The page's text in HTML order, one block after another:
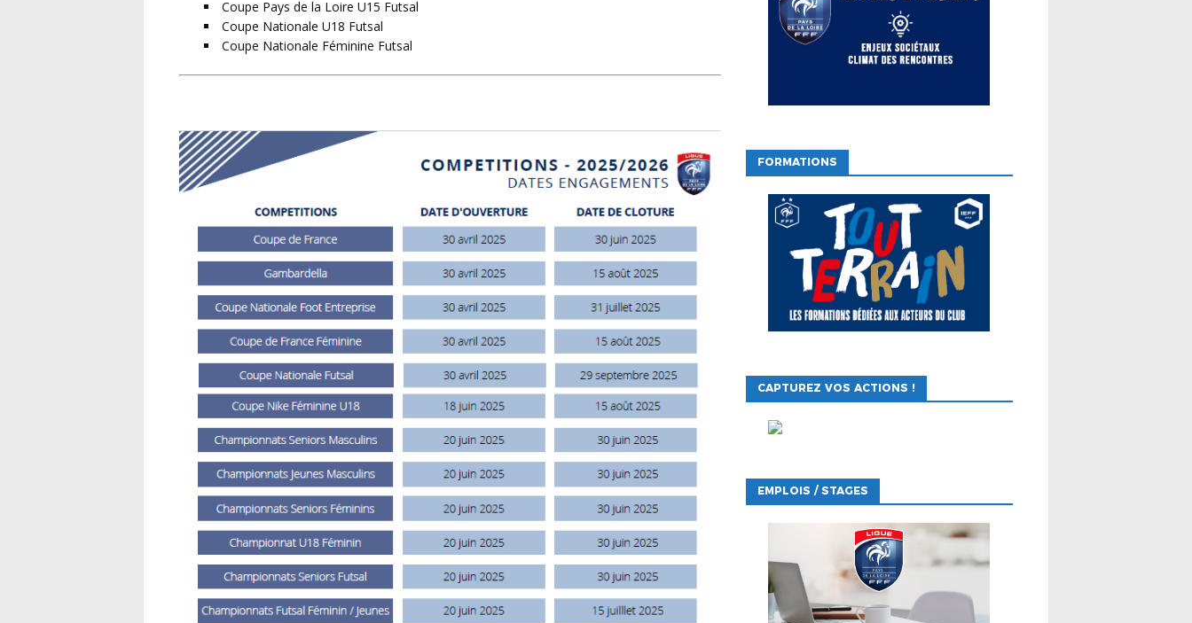
Coupe Pays de la Loire U15 Futsal
Coupe Nationale U18 Futsal
Coupe Nationale Féminine Futsal
FORMATIONS
CAPTUREZ VOS ACTIONS !
EMPLOIS / STAGES